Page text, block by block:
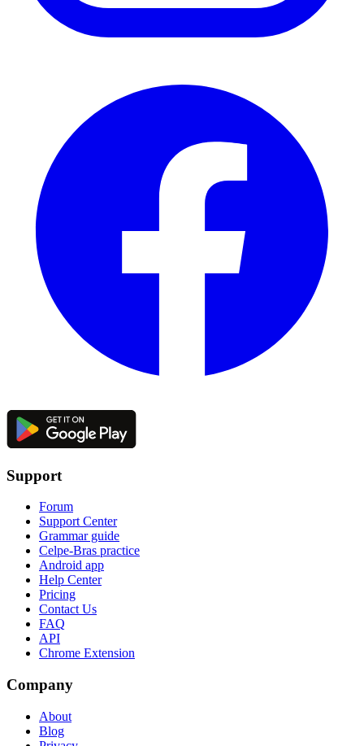
Support
Forum
Support Center
Grammar guide
Celpe-Bras practice
Android app
Help Center
Pricing
Contact Us
FAQ
API
Chrome Extension
Company
About
Blog